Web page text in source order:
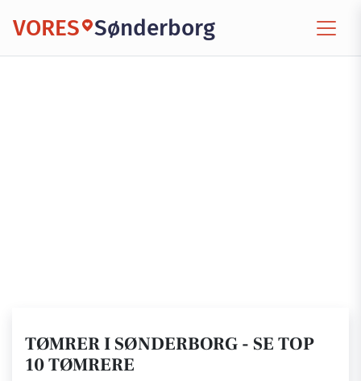
VORES Sønderborg
TØMRER I SØNDERBORG - SE TOP
10 TØMRERE